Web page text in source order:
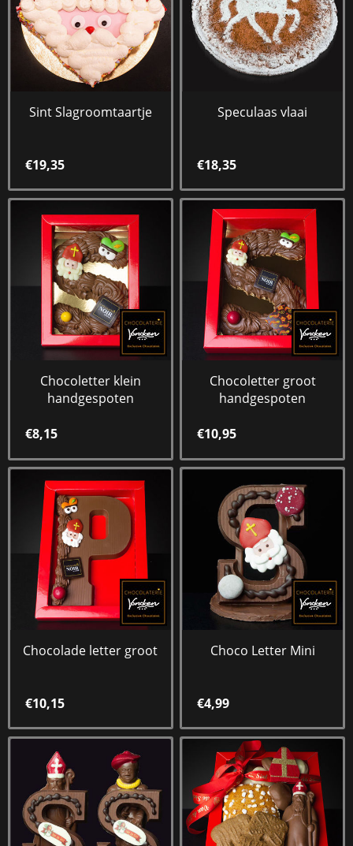
Sint Slagroomtaartje
€19,35
Speculaas vlaai
€18,35
Chocoletter klein
handgespoten
€8,15
Chocoletter groot
handgespoten
€10,95
Chocolade letter groot
€10,15
Choco Letter Mini
€4,99